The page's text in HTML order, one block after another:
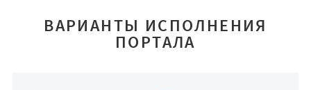
ВАРИАНТЫ ИСПОЛНЕНИЯ
ПОРТАЛА